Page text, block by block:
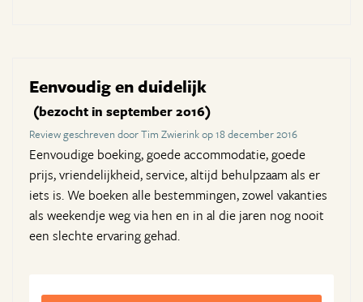
Eenvoudig en duidelijk
(bezocht in september 2016)
Review geschreven door Tim Zwierink op 18 december 2016
Eenvoudige boeking, goede accommodatie, goede
prijs, vriendelijkheid, service, altijd behulpzaam als er
iets is. We boeken alle bestemmingen, zowel vakanties
als weekendje weg via hen en in al die jaren nog nooit
een slechte ervaring gehad.